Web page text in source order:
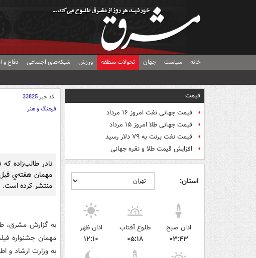
خانه سیاست جهان تحولات منطقه ورزش شبکه‌های اجتماعی دفاع و
قیمت
قیمت جهانی نفت امروز ۱۶ مرداد
قیمت جهانی طلا امروز ۱۵ مرداد
قیمت نفت برنت به ۷۹ دلار رسید
افزایش قیمت طلا و نقره جهانی
استان:
اذان صبح
۰۳:۴۳
طلوع آفتاب
۰۵:۱۸
اذان ظهر
۱۲:۱۰
کد خبر33825
فرهنگ و هنر
نادر طالب‌زاده
مهمان هفته‌ي
منتشر کرده است.
به گزارش مشرق،
مهمان جشنواره
به وزارت ارشاد